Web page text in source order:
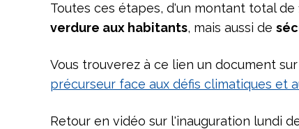
Toutes ces étapes, d'un montant total
verdure aux habitants, mais aussi de
Vous trouverez à ce lien un document
précurseur face aux défis climatiques et
Retour en vidéo sur l'inauguration lundi